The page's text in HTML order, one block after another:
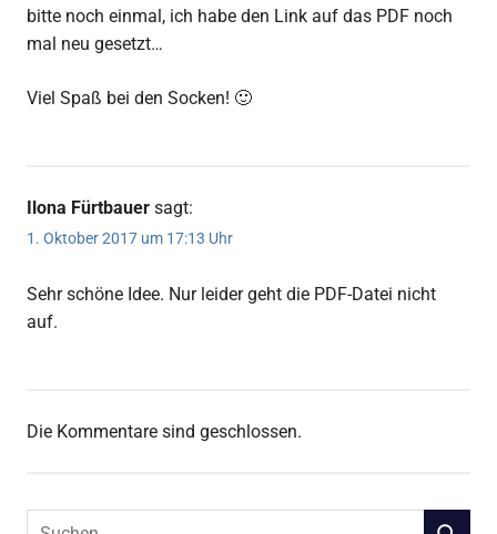
bitte noch einmal, ich habe den Link auf das PDF noch
mal neu gesetzt…
Viel Spaß bei den Socken! 🙂
Ilona Fürtbauer sagt:
1. Oktober 2017 um 17:13 Uhr
Sehr schöne Idee. Nur leider geht die PDF-Datei nicht
auf.
Die Kommentare sind geschlossen.
Suchen